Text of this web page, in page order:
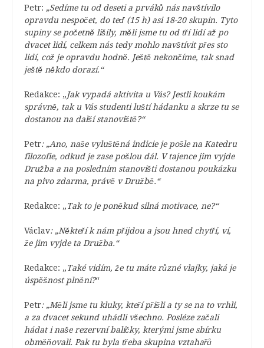
Petr: „Sedíme tu od deseti a prváků nás navštívilo
opravdu nespočet, do teď (15 h) asi 18-20 skupin. Tyto
supiny se početně lišily, měli jsme tu od tří lidí až po
dvacet lidí, celkem nás tedy mohlo navštívit přes sto
lidí, což je opravdu hodně. Ještě nekončíme, tak snad
ještě někdo dorazí.“
Redakce: „Jak vypadá aktivita u Vás? Jestli koukám
správně, tak u Vás studenti luští hádanku a skrze tu se
dostanou na další stanoviště?“
Petr: „Ano, naše vyluštěná indicie je pošle na Katedru
filozofie, odkud je zase pošlou dál. V tajence jim vyjde
Družba a na posledním stanovišti dostanou poukázku
na pivo zdarma, právě v Družbě.“
Redakce: „Tak to je poněkud silná motivace, ne?“
Václav: „Někteří k nám přijdou a jsou hned chytří, ví,
že jim vyjde ta Družba.“
Redakce: „Také vidím, že tu máte různé vlajky, jaká je
úspěšnost plnění?“
Petr: „Měli jsme tu kluky, kteří přišli a ty se na to vrhli,
a za dvacet sekund uhádli všechno. Posléze začali
hádat i naše rezervní balíčky, kterými jsme sbírku
obměňovali. Pak tu byla třeba skupina vztahařů